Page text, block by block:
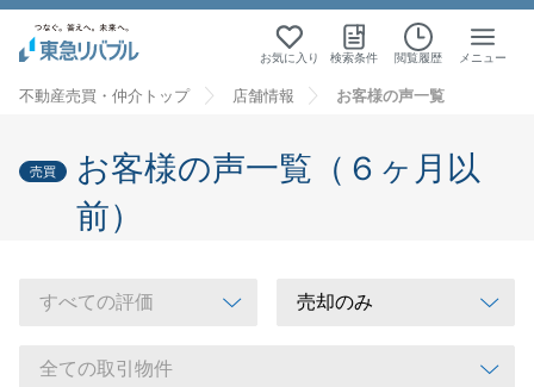
お気に入り 検索条件 閲覧履歴 メニュー
不動産売買・仲介トップ 店舗情報 お客様の声一覧
売買
お客様の声一覧（６ヶ月以
前）